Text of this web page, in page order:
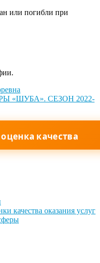
или погибли при
«ШУБА». СЕЗОН 2022-
качества
качества оказания услуг